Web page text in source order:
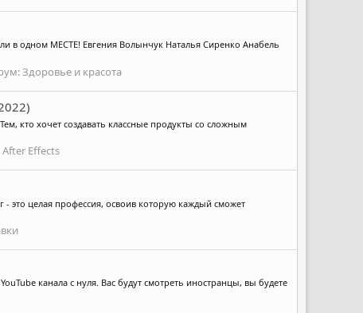
в одном МЕСТЕ! Евгения Волынчук Наталья Сиренко Анабель
Здоровье и красота
кто хочет создавать классные продукты со сложным
Effects
- это целая профессия, освоив которую каждый сможет
канала с нуля. Вас будут смотреть иностранцы, вы будете